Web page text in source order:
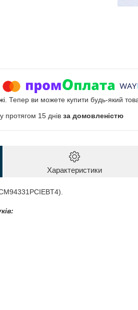
Тепер ви можете купити будь-який
протягом 15 днів за домовленістю
Характеристики